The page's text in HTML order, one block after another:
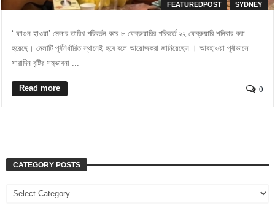
FEATUREDPOST SYDNEY
‘ ফাগুন হাওয়া’ মেলার তারিখ পরিবর্তন করে ৮ ফেব্রুয়ারির পরিবর্তে ২২ ফেব্রুয়ারি শনিবার করা
হয়েছে। মেলাটি পূর্বনির্ধারিত স্থানেই হবে বলে আয়োজকরা জানিয়েছেন । আবহাওয়া পূর্বাভাসে
সারাদিন বৃষ্টির সম্ভাবনা ...
Read more 0
CATEGORY POSTS